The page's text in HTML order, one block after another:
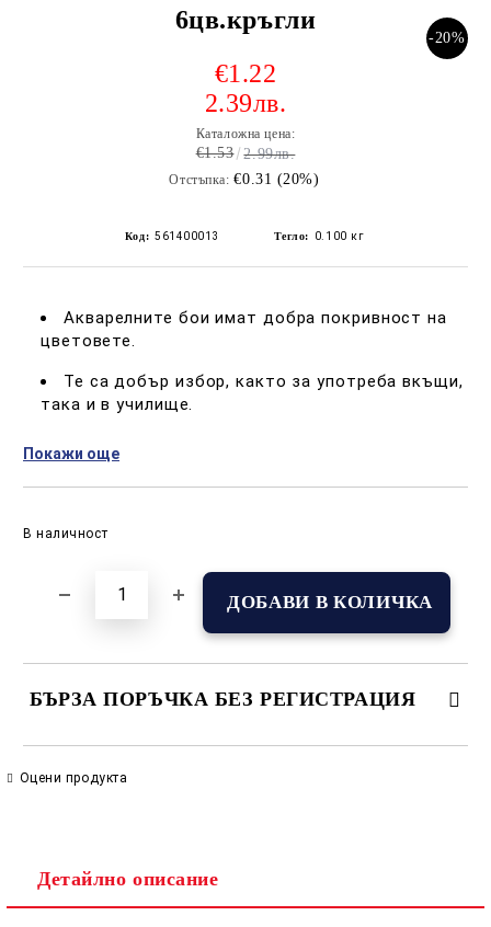
6цв.кръгли
-20%
€1.22
2.39лв.
Каталожна цена:
€1.53 2.99лв.
Отстъпка: €0.31 (20%)
Код: 561400013 Тегло: 0.100 кг
Акварелните бои имат добра покривност на
цветовете.
Те са добър избор, както за употреба вкъщи,
така и в училище.
ученическата раница.
Покажи още
В наличност
БЪРЗА ПОРЪЧКА БЕЗ РЕГИСТРАЦИЯ
Съгласен съм с
Ние ще се свържем с вас в рамките на работния ден.
Оцени продукта
Детайлно описание